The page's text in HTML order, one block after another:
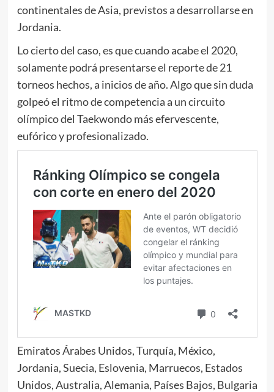
continentales de Asia, previstos a desarrollarse en
Jordania.
Lo cierto del caso, es que cuando acabe el 2020,
solamente podrá presentarse el reporte de 21
torneos hechos, a inicios de año. Algo que sin duda
golpeó el ritmo de competencia a un circuito
olímpico del Taekwondo más efervescente,
eufórico y profesionalizado.
Emiratos Árabes Unidos, Turquía, México,
Jordania, Suecia, Eslovenia, Marruecos, Estados
Unidos, Australia, Alemania, Países Bajos, Bulgaria